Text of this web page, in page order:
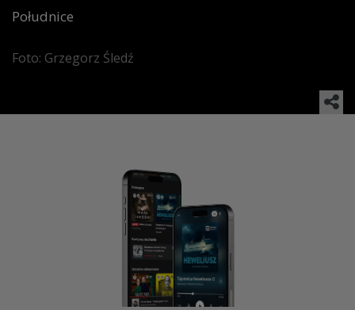
Południce
Foto: Grzegorz Śledź